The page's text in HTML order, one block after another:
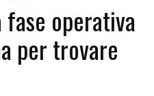
operativa
per trovare